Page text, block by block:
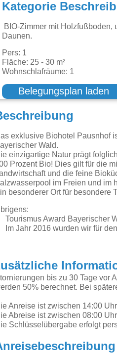
Kategorie
BIO-Zimmer mit
Daunen.
Pers: 1
Fläche: 25 - 30 m²
Wohnschlafräume: 1
Belegungsplan laden
exklusive Biohotel Pausnhof
Wald.
einzigartige Natur prägt
Prozent Bio! Dies gilt für die
und die feine
im Freien und im
besonderer Ort für besondere
Award Bayerischer
Jahr 2016 wurden wir für
bis zu 30 Tage vor
50% berechnet. Bei
Anreise ist zwischen 14:00
Abreise ist zwischen 08:00
Schlüsselübergabe erfolgt